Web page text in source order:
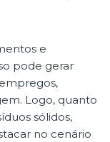
e
pode gerar
Logo, quanto
sólidos,
no cenário